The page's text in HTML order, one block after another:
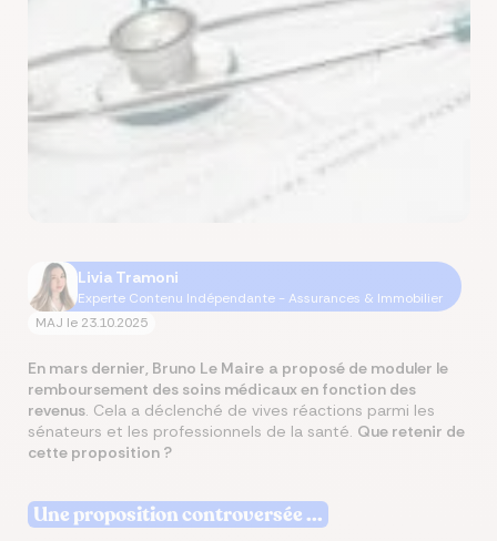
Livia Tramoni
Experte Contenu Indépendante - Assurances & Immobilier
MAJ le 23.10.2025
En mars dernier, Bruno Le Maire a proposé de moduler le
remboursement des soins médicaux en fonction des
revenus. Cela a déclenché de vives réactions parmi les
sénateurs et les professionnels de la santé. Que retenir de
cette proposition ?
Une proposition controversée ...